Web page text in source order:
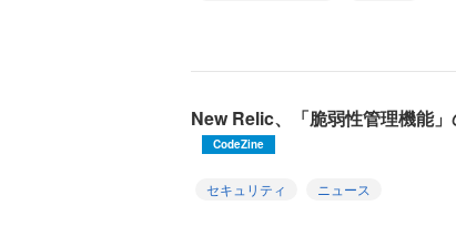
New Relic、「脆弱性管理機能
CodeZine
セキュリティ
ニュース